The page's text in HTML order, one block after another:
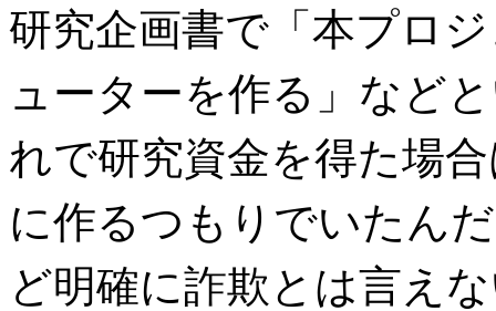
研究企画書で「本プロ
ューターを作る」など
れで研究資金を得た場
に作るつもりでいたん
ど明確に詐欺とは言え